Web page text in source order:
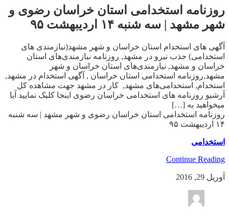
روزنامه استخدامی استان خراسان رضوی و
شهر مشهد | سه شنبه ۱۴ اردیبهشت ۹۵
آگهی های استخدام استان خراسان و شهر مشهد(نیازمندی های
استخدامی) جذب نیرو در مشهد, روزنامه نیازمندی‌های استان
خراسان و مشهد, نیازمندی‌های استان خراسان و شهر
مشهد,روزنامه استخدامی استان خراسان , آگهی استخدام در مشهد,
استخدام, استخدامی‌های مشهد, کار در مشهد جهت مشاهده کل
آرشیو روزنامه های استخدامی خراسان رضوی اینجا کلیک نمایید آیا
میخواهید به […]
روزنامه استخدامی استان خراسان رضوی و شهر مشهد | سه شنبه
۱۴ اردیبهشت ۹۵
استخدامی
Continue Reading
آوریل 29, 2016